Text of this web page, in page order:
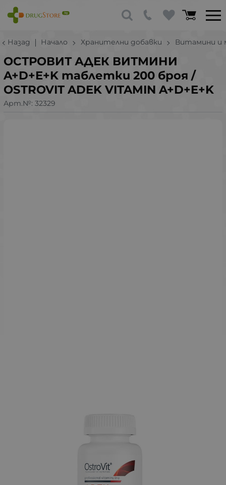
Назад Начало Хранителни добавки Витамини и
ОСТРОВИТ АДЕК ВИТМИНИ
A+D+E+K таблетки 200 броя /
OSTROVIT ADEK VITAMIN A+D+E+K
Арт.№: 32329